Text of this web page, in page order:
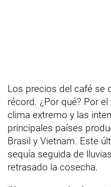
Los precios del café se
récord. ¿Por qué? Por
clima extremo y las
principales países
Brasil y Vietnam. Este
sequía seguida de
retrasado la cosecha.